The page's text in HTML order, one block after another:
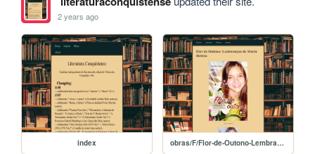
2 years ago
index obras/F/Flor-de-Outono-Lembrancas-de-Maria-Helena